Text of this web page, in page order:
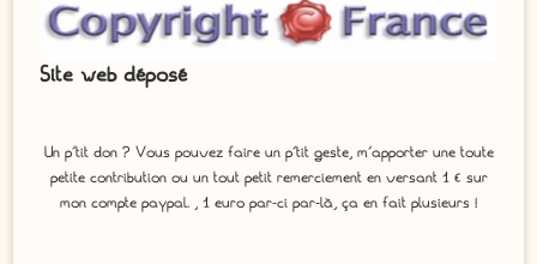
Site web déposé
Un p'tit don ? Vous pouvez faire un p’tit geste, m’apporter une toute
petite contribution ou un tout petit remerciement en versant 1 € sur
mon compte paypal. , 1 euro par-ci par-là, ça en fait plusieurs !